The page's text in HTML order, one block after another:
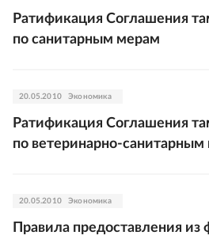
Ратификация Соглашения
по санитарным мерам
20.05.2010 Экономика
Ратификация Соглашения
по ветеринарно-
20.05.2010 Экономика
Правила предоставления из